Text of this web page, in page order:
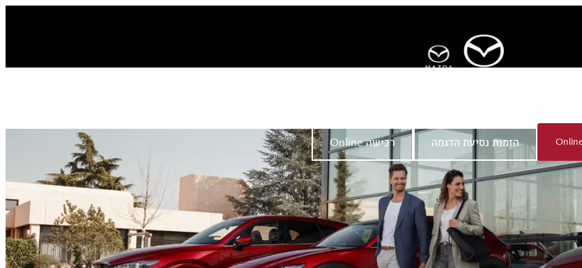
הזמנת נסיעת הדגמה רכישה Online